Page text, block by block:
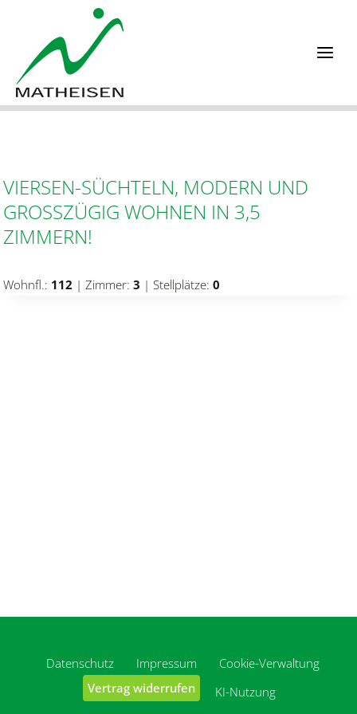
springen
VIERSEN-SÜCHTELN, MODERN UND
GROSSZÜGIG WOHNEN IN 3,5 Z
IMMERN!
Wohnfl.: 112 | Zimmer: 3 | Stellplätze: 0
Datenschutz Impressum
Cookie-Verwaltung
Vertrag widerrufen
KI-Nutzung